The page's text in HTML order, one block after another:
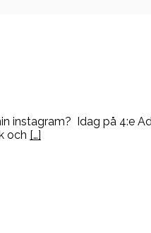
instagram? Idag på 4:e
och […]